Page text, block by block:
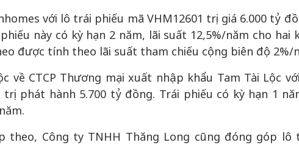
với lô trái phiếu mã VHM12601 trị giá 6.000 tỷ
này có kỳ hạn 2 năm, lãi suất 12,5%/năm cho hai
được tính theo lãi suất tham chiếu cộng biên độ 2%/
về CTCP Thương mại xuất nhập khẩu Tam Tài Lộc
trị phát hành 5.700 tỷ đồng. Trái phiếu có kỳ hạn 1
theo, Công ty TNHH Thăng Long cũng đóng góp lô